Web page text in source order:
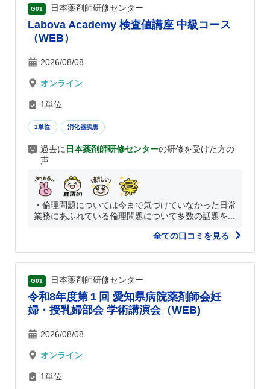
G01 日本薬剤師研修センター
Labova Academy 検査値講座 中級コース
（WEB）
2026/08/08
オンライン
1単位
1単位 消化器疾患
過去に 日本薬剤師研修センターの研修を受けた方の
声
・倫理問題については今まで気づけていなかった日常
業務にあふれている倫理問題について多数の話題を...
全ての口コミを見る
G01 日本薬剤師研修センター
令和8年度第１回 愛知県病院薬剤師会妊
婦・授乳婦部会 学術講演会（WEB)
2026/08/08
オンライン
1単位